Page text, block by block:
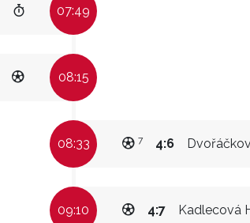
07:49
08:15
08:33 4:6
7
09:10 Kadlecová
4:7